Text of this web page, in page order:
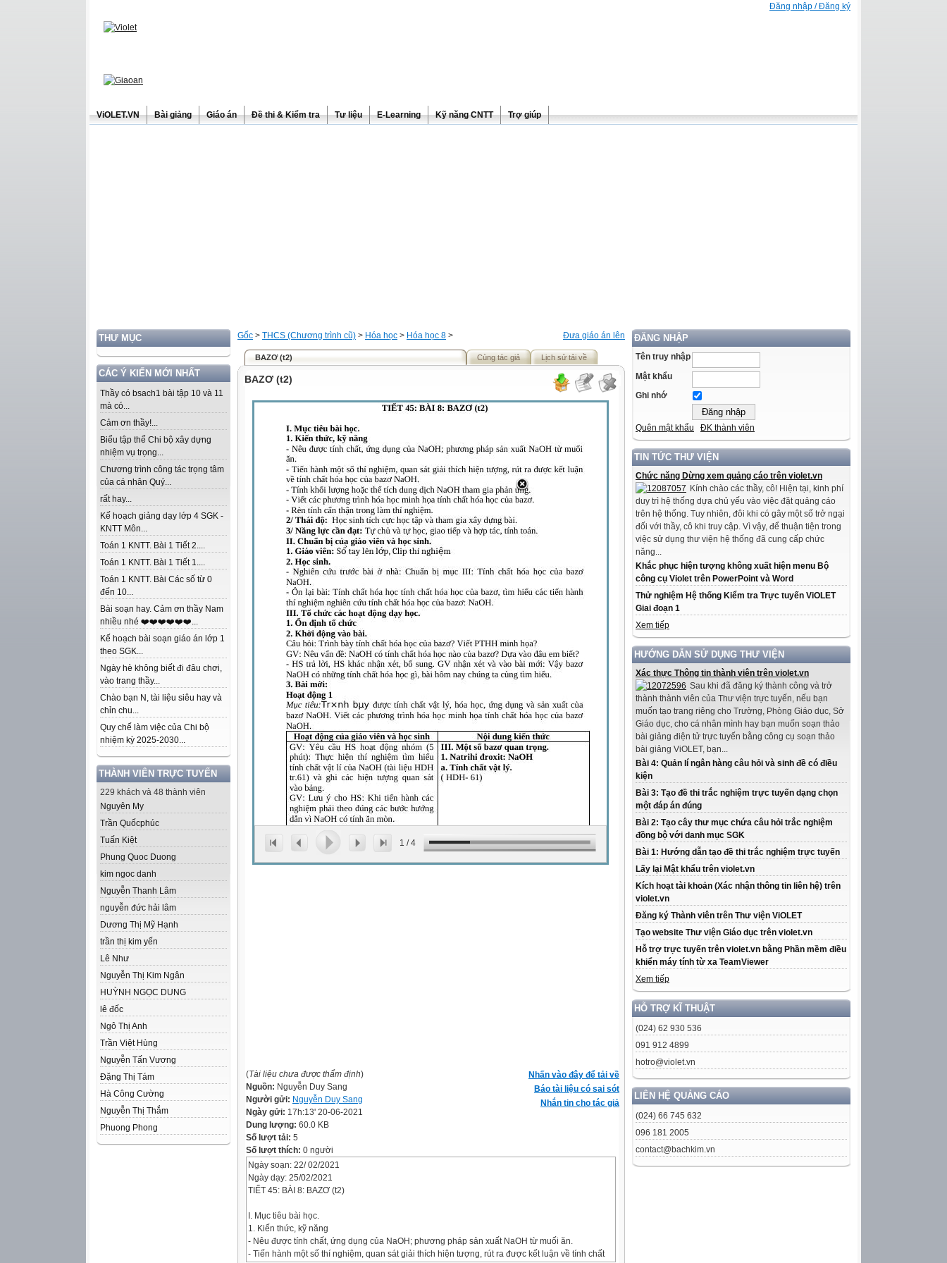
Đăng nhập / Đăng ký
ViOLET.VN Bài giảng Giáo án Đề thi & Kiểm tra Tư liệu E-Learning Kỹ năng CNTT Trợ giúp
THƯ MỤC
CÁC Ý KIẾN MỚI NHẤT
Thầy có bsach1 bài tập 10 và 11
mà có...
Cảm ơn thầy!...
Biểu tập thể Chi bộ xây dựng
nhiệm vụ trọng...
Chương trình công tác trọng tâm
của cá nhân Quý...
rất hay...
Kế hoạch giảng dạy lớp 4 SGK -
KNTT Môn...
Toán 1 KNTT. Bài 1 Tiết 2....
Toán 1 KNTT. Bài 1 Tiết 1....
Toán 1 KNTT. Bài Các số từ 0
đến 10...
Bài soạn hay. Cảm ơn thầy Nam
nhiều nhé ❤️❤️❤️❤️❤️❤️...
Kế hoạch bài soạn giáo án lớp 1
theo SGK...
Ngày hè không biết đi đâu chơi,
vào trang thầy...
Chào bạn N, tài liệu siêu hay và
chỉn chu...
Quy chế làm việc của Chi bộ
nhiệm kỳ 2025-2030...
THÀNH VIÊN TRỰC TUYẾN
229 khách và 48 thành viên
Nguyên My
Trần Quốcphúc
Tuấn Kiệt
Phung Quoc Duong
kim ngoc danh
Nguyễn Thanh Lâm
nguyễn đức hải lâm
Dương Thị Mỹ Hạnh
trần thị kim yến
Lê Như
Nguyễn Thị Kim Ngân
HUỲNH NGỌC DUNG
lê đốc
Ngô Thị Anh
Trần Việt Hùng
Nguyễn Tấn Vương
Đặng Thị Tám
Hà Công Cường
Nguyễn Thị Thắm
Phuong Phong
ĐĂNG NHẬP
Tên truy nhập
Mật khẩu
Ghi nhớ
Quên mật khẩu ĐK thành viên
TIN TỨC THƯ VIỆN
Chức năng Dừng xem quảng cáo trên violet.vn
Kính chào các thầy, cô! Hiện tại, kinh phí
duy trì hệ thống dựa chủ yếu vào việc đặt quảng cáo
trên hệ thống. Tuy nhiên, đôi khi có gây một số trở ngại
đối với thầy, cô khi truy cập. Vì vậy, để thuận tiện trong
việc sử dụng thư viện hệ thống đã cung cấp chức
năng...
Khắc phục hiện tượng không xuất hiện menu Bộ
công cụ Violet trên PowerPoint và Word
Thử nghiệm Hệ thống Kiểm tra Trực tuyến ViOLET
Giai đoạn 1
Xem tiếp
HƯỚNG DẪN SỬ DỤNG THƯ VIỆN
Xác thực Thông tin thành viên trên violet.vn
Sau khi đã đăng ký thành công và trở
thành thành viên của Thư viện trực tuyến, nếu bạn
muốn tạo trang riêng cho Trường, Phòng Giáo dục, Sở
Giáo dục, cho cá nhân mình hay bạn muốn soạn thảo
bài giảng điện tử trực tuyến bằng công cụ soạn thảo
bài giảng ViOLET, bạn...
Bài 4: Quản lí ngân hàng câu hỏi và sinh đề có điều
kiện
Bài 3: Tạo đề thi trắc nghiệm trực tuyến dạng chọn
một đáp án đúng
Bài 2: Tạo cây thư mục chứa câu hỏi trắc nghiệm
đồng bộ với danh mục SGK
Bài 1: Hướng dẫn tạo đề thi trắc nghiệm trực tuyến
Lấy lại Mật khẩu trên violet.vn
Kích hoạt tài khoản (Xác nhận thông tin liên hệ) trên
violet.vn
Đăng ký Thành viên trên Thư viện ViOLET
Tạo website Thư viện Giáo dục trên violet.vn
Hỗ trợ trực tuyến trên violet.vn bằng Phần mềm điều
khiển máy tính từ xa TeamViewer
Xem tiếp
HỖ TRỢ KĨ THUẬT
(024) 62 930 536
091 912 4899
hotro@violet.vn
LIÊN HỆ QUẢNG CÁO
(024) 66 745 632
096 181 2005
contact@bachkim.vn
Đưa giáo án lên
Gốc > THCS (Chương trình cũ) > Hóa học > Hóa học 8 >
BAZƠ (t2) Cùng tác giả Lịch sử tải về
BAZƠ (t2)
1 /4
Nhấn vào đây để tải về
Báo tài liệu có sai sót
Nhắn tin cho tác giả
(Tài liệu chưa được thẩm định)
Nguồn: Nguyễn Duy Sang
Người gửi: Nguyễn Duy Sang
Ngày gửi: 17h:13' 20-06-2021
Dung lượng: 60.0 KB
Số lượt tải: 5
Số lượt thích: 0 người
Ngày soạn: 22/ 02/2021
Ngày dạy: 25/02/2021
TIẾT 45: BÀI 8: BAZƠ (t2)
I. Mục tiêu bài học.
1. Kiến thức, kỹ năng
- Nêu được tính chất, ứng dụng của NaOH; phương pháp sản xuất NaOH từ muối ăn.
- Tiến hành một số thí nghiệm, quan sát giải thích hiện tượng, rút ra được kết luận về tính chất